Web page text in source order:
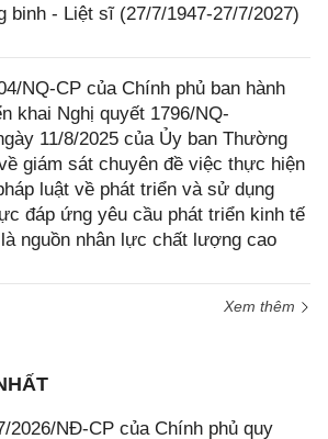
binh - Liệt sĩ (27/7/1947-27/7/2027)
NQ-CP của Chính phủ ban hành
khai Nghị quyết 1796/NQ-
11/8/2025 của Ủy ban Thường
giám sát chuyên đề việc thực hiện
luật về phát triển và sử dụng
đáp ứng yêu cầu phát triển kinh tế
nguồn nhân lực chất lượng cao
Xem thêm
2026/NĐ-CP của Chính phủ quy